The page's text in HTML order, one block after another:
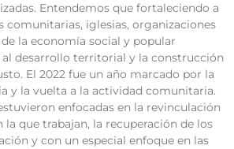
Entendemos que fortaleciendo a
comunitarias, iglesias, organizaciones
la economía social y popular
desarrollo territorial y la construcción
El 2022 fue un año marcado por la
y la vuelta a la actividad comunitaria.
enfocadas en la revinculación
que trabajan, la recuperación de los
y con un especial enfoque en las